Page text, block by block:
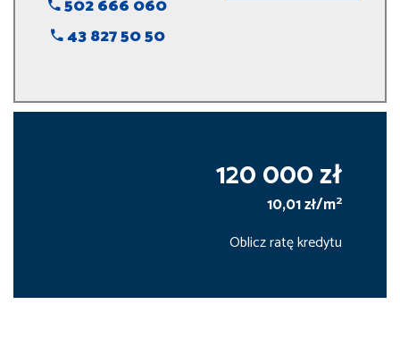
502 666 060
43 827 50 50
120 000 zł
10,01 zł/m2
Oblicz ratę kredytu